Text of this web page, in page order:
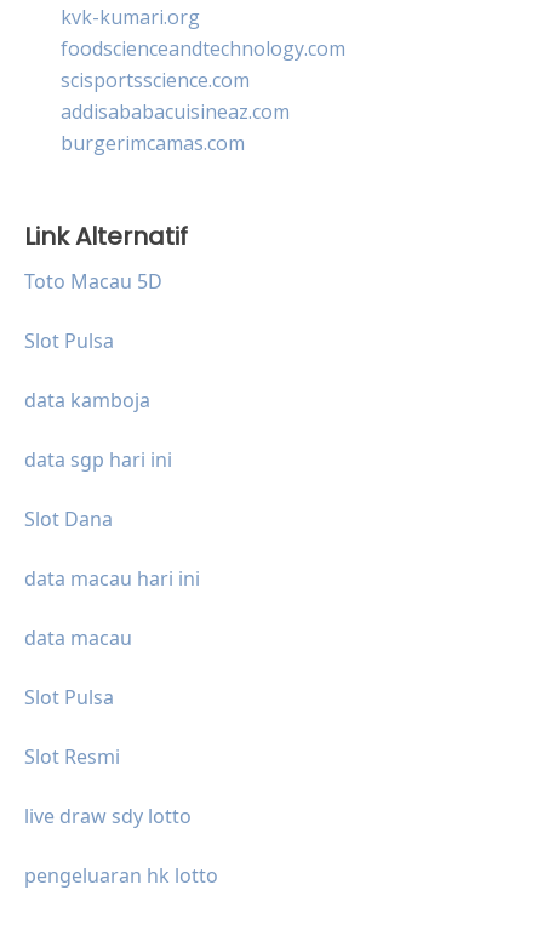
kvk-kumari.org
foodscienceandtechnology.com
scisportsscience.com
addisababacuisineaz.com
burgerimcamas.com
Link Alternatif
Toto Macau 5D
Slot Pulsa
data kamboja
data sgp hari ini
Slot Dana
data macau hari ini
data macau
Slot Pulsa
Slot Resmi
live draw sdy lotto
pengeluaran hk lotto